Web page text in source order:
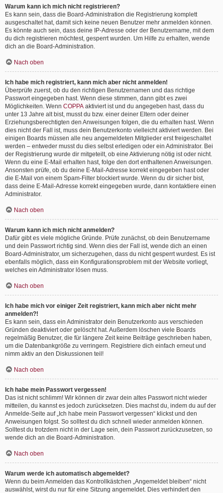
Warum kann ich mich nicht registrieren?
Es kann sein, dass die Board-Administration die Registrierung komplett
ausgeschaltet hat, damit sich keine neuen Benutzer mehr anmelden können.
Es könnte auch sein, dass deine IP-Adresse oder der Benutzername, mit dem
du dich registrieren möchtest, gesperrt wurden. Um Hilfe zu erhalten, wende
dich an die Board-Administration.
Nach oben
Ich habe mich registriert, kann mich aber nicht anmelden!
Überprüfe zuerst, ob du den richtigen Benutzernamen und das richtige
Passwort eingegeben hast. Wenn diese stimmen, dann gibt es zwei
Möglichkeiten. Wenn COPPA aktiviert ist und du angegeben hast, dass du
unter 13 Jahre alt bist, musst du bzw. einer deiner Eltern oder deiner
Erziehungsberechtigten den Anweisungen folgen, die du erhalten hast. Wenn
dies nicht der Fall ist, muss dein Benutzerkonto vielleicht aktiviert werden. Bei
einigen Boards müssen alle neu angemeldeten Mitglieder erst freigeschaltet
werden – entweder musst du dies selbst erledigen oder ein Administrator. Bei
der Registrierung wurde dir mitgeteilt, ob eine Aktivierung nötig ist oder nicht.
Wenn du eine E-Mail erhalten hast, folge den dort enthaltenen Anweisungen.
Ansonsten prüfe, ob du deine E-Mail-Adresse korrekt eingegeben hast oder
die E-Mail von einem Spam-Filter blockiert wurde. Wenn du dir sicher bist,
dass deine E-Mail-Adresse korrekt eingegeben wurde, dann kontaktiere einen
Administrator.
Nach oben
Warum kann ich mich nicht anmelden?
Dafür gibt es viele mögliche Gründe. Prüfe zunächst, ob dein Benutzername
und dein Passwort richtig sind. Wenn dies der Fall ist, wende dich an einen
Board-Administrator, um sicherzugehen, dass du nicht gesperrt wurdest. Es ist
ebenfalls möglich, dass ein Konfigurationsproblem mit der Website vorliegt,
welches ein Administrator lösen muss.
Nach oben
Ich habe mich vor einiger Zeit registriert, kann mich aber nicht mehr
anmelden?!
Es kann sein, dass ein Administrator dein Benutzerkonto aus verschieden
Gründen deaktiviert oder gelöscht hat. Außerdem löschen viele Boards
regelmäßig Benutzer, die für längere Zeit keine Beiträge geschrieben haben,
um die Datenbankgröße zu verringern. Registriere dich einfach erneut und
nimm aktiv an den Diskussionen teil!
Nach oben
Ich habe mein Passwort vergessen!
Das ist nicht schlimm! Wir können dir zwar dein altes Passwort nicht wieder
mitteilen, du kannst es jedoch zurücksetzen. Dies machst du, indem du auf der
Anmelde-Seite auf „Ich habe mein Passwort vergessen“ klickst und den
Anweisungen folgst. So solltest du dich schnell wieder anmelden können.
Solltest du trotzdem nicht in der Lage sein, dein Passwort zurückzusetzen, so
wende dich an die Board-Administration.
Nach oben
Warum werde ich automatisch abgemeldet?
Wenn du beim Anmelden das Kontrollkästchen „Angemeldet bleiben“ nicht
auswählst, wirst du nur für eine Sitzung angemeldet. Dies verhindert den